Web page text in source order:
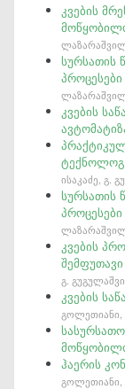
კვების
სურსათის
კვების
ისაკაძე, გ.
სურსათის
კვების
გ.
კვების
გოლეთიანი,
ჰაერის
გოლეთიანი,